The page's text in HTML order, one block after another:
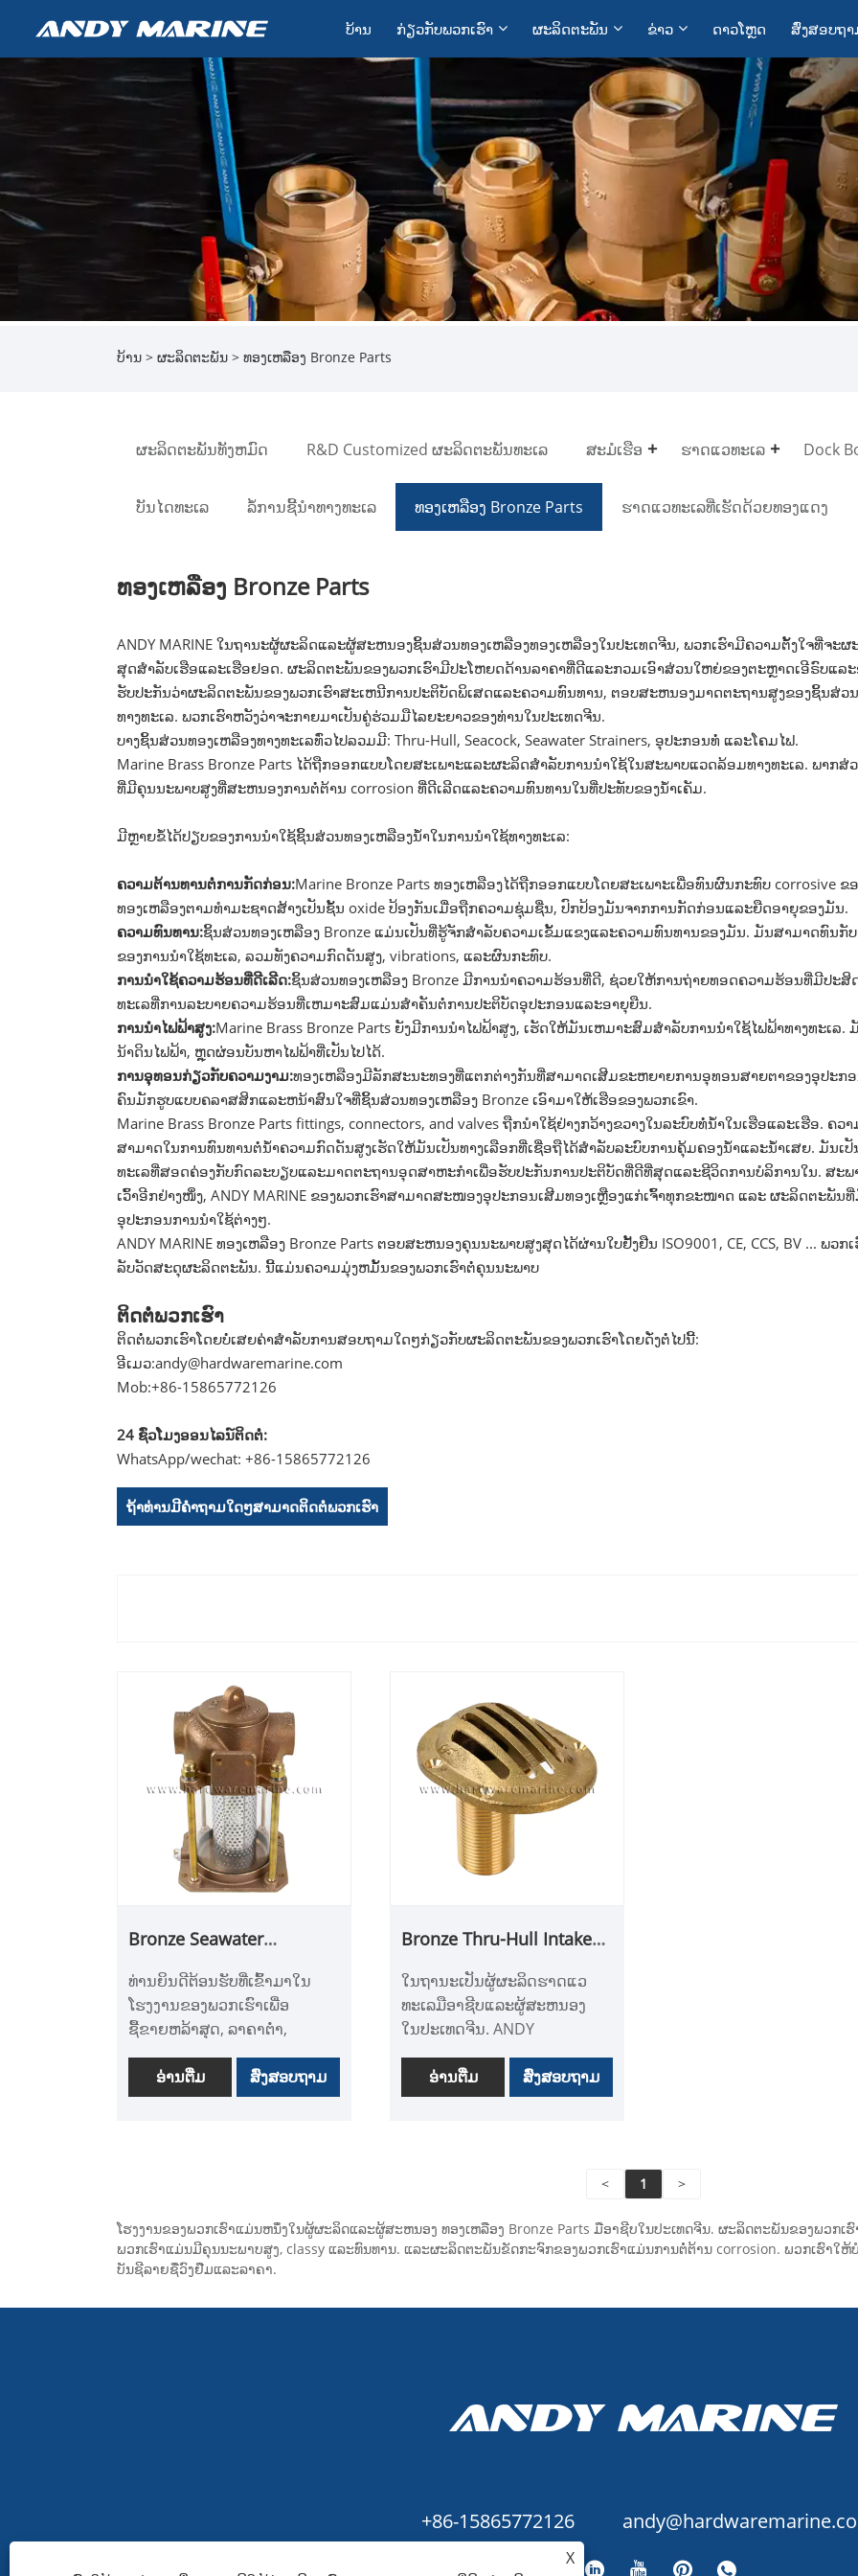
ບ້ານ ກ່ຽວ​ກັບ​ພວກ​ເຮົາ ຜະລິດຕະພັນ ຂ່າວ ດາວໂຫຼດ ສົ່ງສອບຖາ
ບ້ານ > ຜະລິດຕະພັນ > ທອງເຫລືອງ Bronze Parts
ຜະລິດຕະພັນທັງຫມົດ R&D Customized ຜະລິດຕະພັນທະເລ ສະມໍເຮືອ ຮາດແວທະເລ Dock
ບັນໄດທະເລ ລໍ້ການຊີ້ນໍາທາງທະເລ ທອງເຫລືອງ Bronze Parts ຮາດແວທະເລທີ່ເຮັດດ້ວຍທອງແດງ
ທອງເຫລືອງ Bronze Parts
ANDY MARINE ໃນຖານະຜູ້ຜະລິດແລະຜູ້ສະຫນອງຊິ້ນສ່ວນທອງເຫລືອງທອງເຫລືອງໃນປະເທດຈີນ, ພວກເຮົາມີຄວາມຕັ້ງໃຈທີ່ຈ
ສຸດສໍາລັບເຮືອແລະເຮືອຢອດ. ຜະລິດຕະພັນຂອງພວກເຮົາມີປະໂຫຍດດ້ານລາຄາທີ່ດີແລະກວມເອົາສ່ວນໃຫຍ່ຂອງຕະຫຼາດເອີຣົບແລ
ຮັບປະກັນວ່າຜະລິດຕະພັນຂອງພວກເຮົາສະເຫນີການປະຕິບັດພິເສດແລະຄວາມທົນທານ, ຕອບສະຫນອງມາດຕະຖານສູງຂອງຊິ້ນສ່ວ
ທາງທະເລ. ພວກເຮົາຫວັງວ່າຈະກາຍມາເປັນຄູ່ຮ່ວມມືໄລຍະຍາວຂອງທ່ານໃນປະເທດຈີນ.
ບາງຊິ້ນສ່ວນທອງເຫລືອງທາງທະເລທົ່ວໄປລວມມີ: Thru-Hull, Seacock, Seawater Strainers, ອຸປະກອນທໍ່ ແລະໂຄມໄຟ.
Marine Brass Bronze Parts ໄດ້ຖືກອອກແບບໂດຍສະເພາະແລະຜະລິດສໍາລັບການນໍາໃຊ້ໃນສະພາບແວດລ້ອມທາງທະເລ. ພາກ
ທີ່ມີຄຸນນະພາບສູງທີ່ສະຫນອງການຕໍ່ຕ້ານ corrosion ທີ່ດີເລີດແລະຄວາມທົນທານໃນທີ່ປະທັບຂອງນ້ໍາເຄັມ.
ມີຫຼາຍຂໍ້ໄດ້ປຽບຂອງການນໍາໃຊ້ຊິ້ນສ່ວນທອງເຫລືອງນ້ໍາໃນການນໍາໃຊ້ທາງທະເລ:
ຄວາມຕ້ານທານຕໍ່ການກັດກ່ອນ:Marine Bronze Parts ທອງເຫລືອງໄດ້ຖືກອອກແບບໂດຍສະເພາະເພື່ອທົນຜົນກະທົບ corrosive
ທອງເຫລືອງຕາມທໍາມະຊາດສ້າງເປັນຊັ້ນ oxide ປ້ອງກັນເມື່ອຖືກຄວາມຊຸ່ມຊື່ນ, ປົກປ້ອງມັນຈາກການກັດກ່ອນແລະຍືດອາຍຸຂອງມັນ.
ຄວາມທົນທານ:ຊິ້ນສ່ວນທອງເຫລືອງ Bronze ແມ່ນເປັນທີ່ຮູ້ຈັກສໍາລັບຄວາມເຂັ້ມແຂງແລະຄວາມທົນທານຂອງມັນ. ມັນ​ສາ​ມາດ​ທົນ​ກັ
ຂອງ​ການ​ນໍາ​ໃຊ້​ທະ​ເລ​, ລວມ​ທັງ​ຄວາມ​ກົດ​ດັນ​ສູງ​, vibrations​, ແລະ​ຜົນ​ກະ​ທົບ​.
ການ​ນໍາ​ໃຊ້​ຄວາມ​ຮ້ອນ​ທີ່​ດີ​ເລີດ​:ຊິ້ນສ່ວນທອງເຫລືອງ Bronze ມີການນໍາຄວາມຮ້ອນທີ່ດີ, ຊ່ວຍໃຫ້ການຖ່າຍທອດຄວາມຮ້ອນທີ່ມີປະ
ທະເລທີ່ການລະບາຍຄວາມຮ້ອນທີ່ເຫມາະສົມແມ່ນສໍາຄັນຕໍ່ການປະຕິບັດອຸປະກອນແລະອາຍຸຍືນ.
ການນໍາໄຟຟ້າສູງ:Marine Brass Bronze Parts ຍັງມີການນໍາໄຟຟ້າສູງ, ເຮັດໃຫ້ມັນເຫມາະສົມສໍາລັບການນໍາໃຊ້ໄຟຟ້າທາງທະເ
ນ້າດິນໄຟຟ້າ, ຫຼຸດຜ່ອນບັນຫາໄຟຟ້າທີ່ເປັນໄປໄດ້.
ການອຸທອນກ່ຽວກັບຄວາມງາມ:ທອງເຫລືອງມີລັກສະນະທອງທີ່ແຕກຕ່າງກັນທີ່ສາມາດເສີມຂະຫຍາຍການອຸທອນສາຍຕາຂອງອຸປະກ
ຄົນມັກຮູບແບບຄລາສສິກແລະຫນ້າສົນໃຈທີ່ຊິ້ນສ່ວນທອງເຫລືອງ Bronze ເອົາມາໃຫ້ເຮືອຂອງພວກເຂົາ.
Marine Brass Bronze Parts fittings, connectors, and valves ຖືກນໍາໃຊ້ຢ່າງກວ້າງຂວາງໃນລະບົບທໍ່ນ້ໍາໃນເຮືອແລະເຮືອ.
ສາມາດໃນການທົນທານຕໍ່ນ້ໍາຄວາມກົດດັນສູງເຮັດໃຫ້ມັນເປັນທາງເລືອກທີ່ເຊື່ອຖືໄດ້ສໍາລັບລະບົບການຄຸ້ມຄອງນ້ໍາແລະນ້ໍາເສຍ. ມັນເ
ທະເລທີ່ສອດຄ່ອງກັບກົດລະບຽບແລະມາດຕະຖານອຸດສາຫະກໍາເພື່ອຮັບປະກັນການປະຕິບັດທີ່ດີທີ່ສຸດແລະຊີວິດການບໍລິການໃນ. ສະພ
ເວົ້າອີກຢ່າງໜຶ່ງ, ANDY MARINE ຂອງພວກເຮົາສາມາດສະໜອງອຸປະກອນເສີມທອງເຫຼືອງແກ່ເຈົ້າທຸກຂະໜາດ ແລະ ຜະລິດຕະພັ
ອຸປະກອນການນຳໃຊ້ຕ່າງໆ.
ANDY MARINE ທອງເຫລືອງ Bronze Parts ຕອບສະຫນອງຄຸນນະພາບສູງສຸດໄດ້ຜ່ານໃບຢັ້ງຢືນ ISO9001, CE, CCS, BV ... ພວ
ລັບວັດສະດຸຜະລິດຕະພັນ. ນີ້ແມ່ນຄວາມມຸ່ງຫມັ້ນຂອງພວກເຮົາຕໍ່ຄຸນນະພາບ
ຕິດ​ຕໍ່​ພວກ​ເຮົາ
ຕິດຕໍ່ພວກເຮົາໂດຍບໍ່ເສຍຄ່າສໍາລັບການສອບຖາມໃດໆກ່ຽວກັບຜະລິດຕະພັນຂອງພວກເຮົາໂດຍດັ່ງຕໍ່ໄປນີ້:
ອີເມວ:andy@hardwaremarine.com
Mob:+86-15865772126
24 ຊົ່ວ​ໂມງ​ອອນ​ໄລ​ນ​໌​ຕິດ​ຕໍ່​:
WhatsApp/wechat: +86-15865772126
ຖ້າທ່ານມີຄໍາຖາມໃດໆສາມາດຕິດຕໍ່ພວກເຮົາ
Bronze Seawater
ທ່ານຍິນດີຕ້ອນຮັບທີ່ເຂົ້າມາໃນ
ໂຮງງານຂອງພວກເຮົາເພື່ອ
ຊື້ຂາຍຫລ້າສຸດ, ລາຄາຕ່ໍາ,
ແລະຄຸນນະພາບສູງ Bronze
Seawater Strainers, ANDY
MARINE ຫວັງວ່າຈະຮ່ວມມືກັບ
ປະກອບ bronze.
ອ່ານ​ຕື່ມ ສົ່ງສອບຖາມ
Bronze Thru-Hull Intake
ໃນຖານະເປັນຜູ້ຜະລິດຮາດແວ
ທະເລມືອາຊີບແລະຜູ້ສະຫນອງ
ໃນປະເທດຈີນ. ANDY
MARINE ພັດທະນາ Bronze
Thru-Hull Intake Strainers
ມີຄວາມຊ່ຽວຊານໃນພວກມັນ
ຄຸນນະພາບສູງ ແລະອຸປະກອນ
ເສີມທອງສຳລິດ.
ອ່ານ​ຕື່ມ ສົ່ງສອບຖາມ
< 1 >
ໂຮງງານຂອງພວກເຮົາແມ່ນຫນຶ່ງໃນຜູ້ຜະລິດແລະຜູ້ສະຫນອງ ທອງເຫລືອງ Bronze Parts ມືອາຊີບໃນປະເທດຈີນ. ຜະລິດຕະພັນຂອງພວກ
ພວກເຮົາແມ່ນມີຄຸນນະພາບສູງ, classy ແລະທົນທານ. ແລະຜະລິດຕະພັນຂັດກະຈົກຂອງພວກເຮົາແມ່ນການຕໍ່ຕ້ານ corrosion. ພວກເຮົາໃ
ບັນຊີລາຍຊື່ວົງຢືມແລະລາຄາ.
+86-15865772126
X